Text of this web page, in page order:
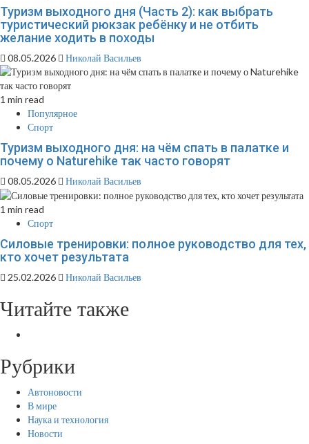
Туризм выходного дня (Часть 2): как выбрать
туристический рюкзак ребёнку и не отбить
желание ходить в походы
08.05.2026 Николай Васильев
1 min read
Популярное
Спорт
Туризм выходного дня: на чём спать в палатке и
почему о Naturehike так часто говорят
08.05.2026 Николай Васильев
1 min read
Спорт
Силовые тренировки: полное руководство для тех,
кто хочет результата
25.02.2026 Николай Васильев
Читайте также
Рубрики
Автоновости
В мире
Наука и технология
Новости